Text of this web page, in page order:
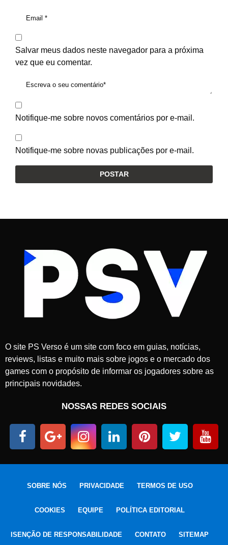
Salvar meus dados neste navegador para a próxima
vez que eu comentar.
Notifique-me sobre novos comentários por e-mail.
Notifique-me sobre novas publicações por e-mail.
O site PS Verso é um site com foco em guias, notícias,
reviews, listas e muito mais sobre jogos e o mercado dos
games com o propósito de informar os jogadores sobre as
principais novidades.
NOSSAS REDES SOCIAIS
SOBRE NÓS PRIVACIDADE TERMOS DE USO
COOKIES EQUIPE POLÍTICA EDITORIAL
ISENÇÃO DE RESPONSABILIDADE CONTATO SITEMAP